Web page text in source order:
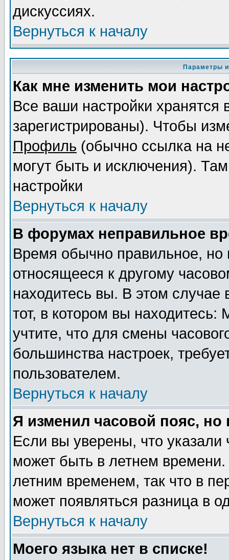
дискуссиях.
Вернуться к началу
Параметры
Как мне изменить мои
Все ваши настройки
зарегистрированы). Чтобы
Профиль (обычно ссылка на
могут быть и исключения).
настройки
Вернуться к началу
В форумах неправильное
Время обычно правильное,
относящееся к другому
находитесь вы. В этом
тот, в котором вы
учтите, что для смены
большинства настроек,
пользователем.
Вернуться к началу
Я изменил часовой пояс,
Если вы уверены, что указали
может быть в летнем
летним временем, так что в
может появляться разница в
Вернуться к началу
Моего языка нет в списке!